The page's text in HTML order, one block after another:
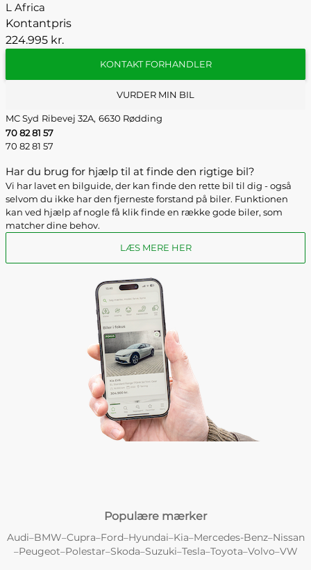
L Africa
Kontantpris
224.995 kr.
KONTAKT FORHANDLER
VURDER MIN BIL
MC Syd Ribevej 32A, 6630 Rødding
70 82 81 57
70 82 81 57
Har du brug for hjælp til at finde den rigtige bil?
Vi har lavet en bilguide, der kan finde den rette bil til dig - også
selvom du ikke har den fjerneste forstand på biler. Funktionen
kan ved hjælp af nogle få klik finde en række gode biler, som
matcher dine behov.
LÆS MERE HER
Populære mærker
Audi–BMW–Cupra–Ford–Hyundai–Kia–Mercedes-Benz–Nissan
–Peugeot–Polestar–Skoda–Suzuki–Tesla–Toyota–Volvo–VW